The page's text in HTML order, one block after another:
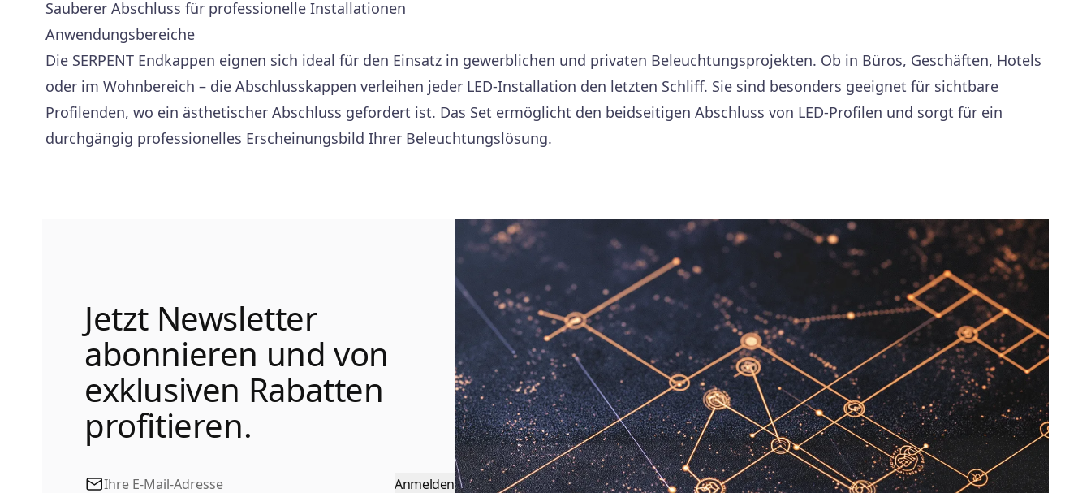
Sauberer Abschluss für professionelle Installationen
Anwendungsbereiche
Die SERPENT Endkappen eignen sich ideal für den Einsatz in gewerblichen und privaten Beleuchtungsprojekten. Ob in Büros, Geschäften, Hotels
oder im Wohnbereich – die Abschlusskappen verleihen jeder LED-Installation den letzten Schliff. Sie sind besonders geeignet für sichtbare
Profilenden, wo ein ästhetischer Abschluss gefordert ist. Das Set ermöglicht den beidseitigen Abschluss von LED-Profilen und sorgt für ein
durchgängig professionelles Erscheinungsbild Ihrer Beleuchtungslösung.
Jetzt Newsletter
abonnieren und von
exklusiven Rabatten
profitieren.
Anmelden